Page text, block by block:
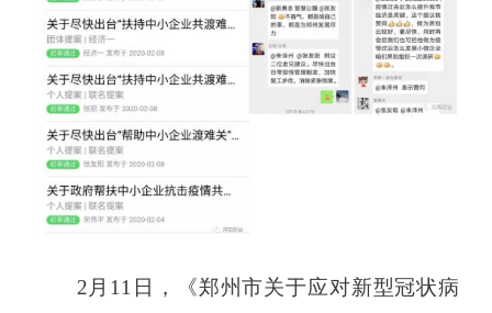
2月11日，《郑州市关于应对新型冠状病